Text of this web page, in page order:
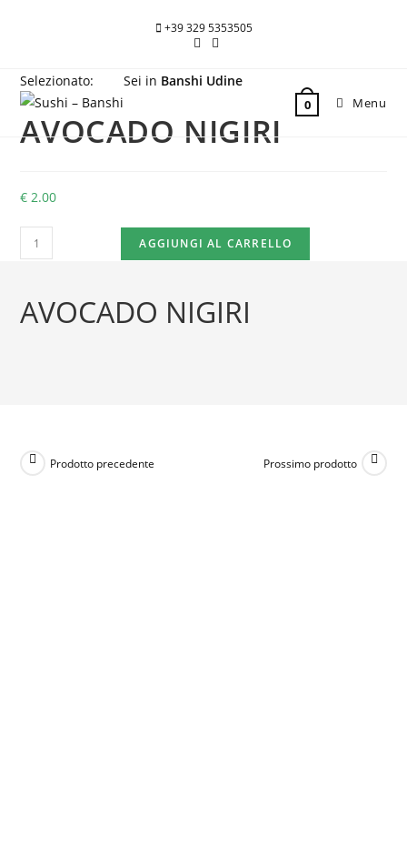
+39 329 5353505
0 Menu
Sei in Banshi Udine
Selezionato:
AVOCADO NIGIRI
€ 2.00
AVOCADO
NIGIRI
AGGIUNGI AL CARRELLO
AVOCADO NIGIRI
Prodotto precedente Prossimo prodotto